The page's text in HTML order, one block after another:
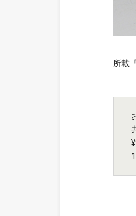
所載